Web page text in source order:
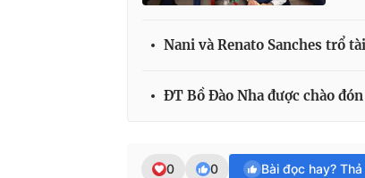
Nani và Renato Sanches trổ
ĐT Bồ Đào Nha được chào
0 0 Bài đọc hay?